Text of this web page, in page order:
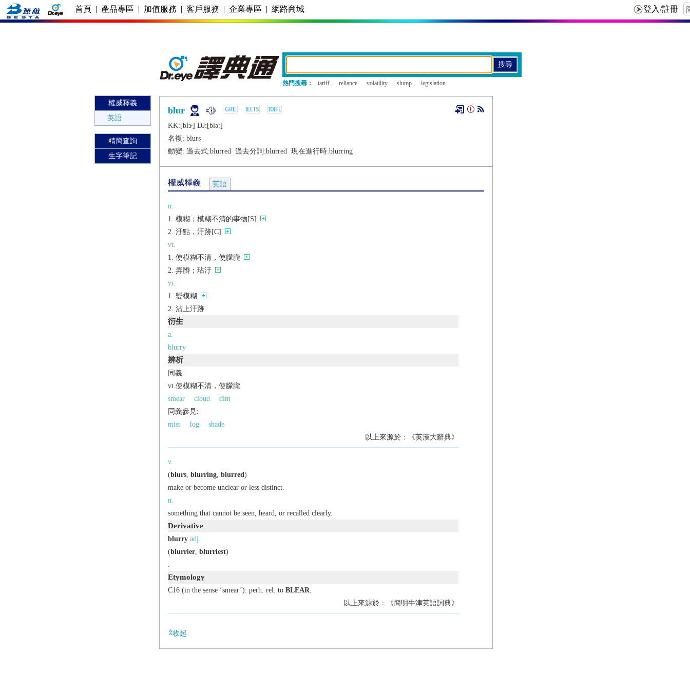
首頁 | 產品專區 | 加值服務 | 客戶服務 | 企業專區 | 網路商城
熱門搜尋： tariff reliance volatility slump legislation
權威釋義
英語
精簡查詢
生字筆記
blur
KK:[blɝ] DJ:[blǝː]
名複: blurs
動變: 過去式:blurred 過去分詞:blurred 現在進行時:blurring
權威釋義 英語
n.
模糊；模糊不清的事物[S]
汙點，汙跡[C]
vt.
使模糊不清，使朦朧
弄髒；玷汙
vi.
變模糊
沾上汙跡
衍生
a.
blurry
辨析
同義:
vt.使模糊不清，使朦朧
smear
cloud
dim
同義參見:
mist
fog
shade
以上來源於：《英漢大辭典》
v.
(blurs, blurring, blurred )
make or become unclear or less distinct.
n.
something that cannot be seen, heard, or recalled clearly.
Derivative
blurry adj.
(blurrier, blurriest)
Etymology
C16 (in the sense ‘smear’): perh. rel. to BLEAR
以上來源於：《簡明牛津英語詞典》
收起